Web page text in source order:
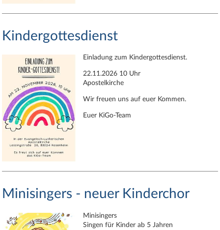
Kindergottesdienst
Einladung zum Kindergottesdienst.
22.11.2026 10 Uhr
Apostelkirche
Wir freuen uns auf euer Kommen.
Euer KiGo-Team
Minisingers - neuer Kinderchor
Minisingers
Singen für Kinder ab 5 Jahren